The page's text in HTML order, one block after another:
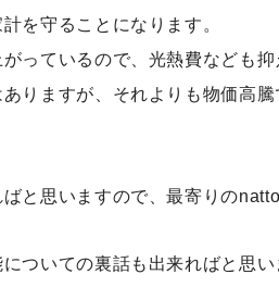
を守ることになります。
っているので、光熱費なども抑
りますが、それよりも物価高騰
と思いますので、最寄りの
ついての裏話も出来ればと思い